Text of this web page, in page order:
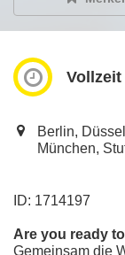
Vollzeit
Berlin,
München,
ID: 1714197
Are you ready
Gemeinsam die